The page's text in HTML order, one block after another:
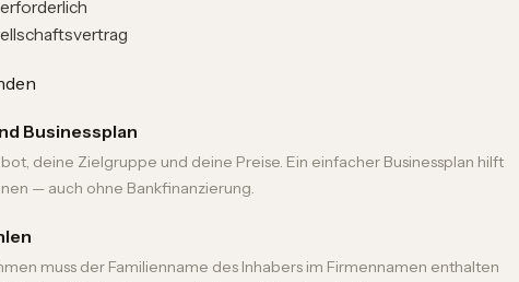
Businessplan
deine Zielgruppe und deine Preise. Ein einfacher Businessplan hilft
— auch ohne Bankfinanzierung.
muss der Familienname des Inhabers im Firmennamen enthalten